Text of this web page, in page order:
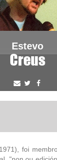
Estevo
Creus
foi